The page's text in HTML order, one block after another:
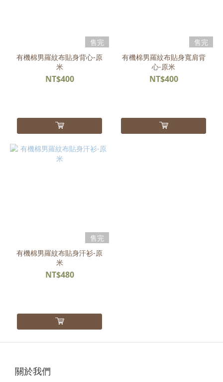
售完
有機棉男羅紋布貼身背心-原
米
NT$400
售完
有機棉男羅紋布貼身寬肩背
心-原米
NT$400
售完
有機棉男羅紋布貼身汗衫-原
米
NT$480
關於我們